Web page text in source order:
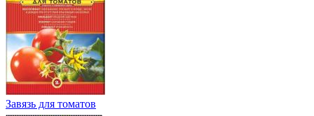
Завязь для томатов